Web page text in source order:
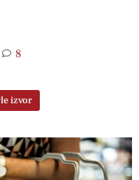
8
izvor